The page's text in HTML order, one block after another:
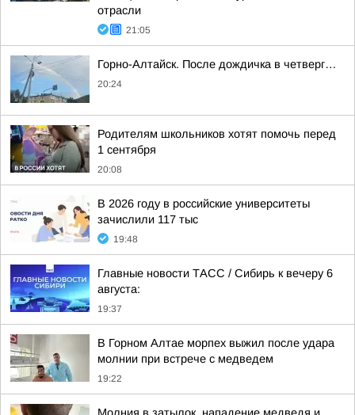
отрасли
21:05
Горно-Алтайск. После дождичка в четверг…
20:24
Родителям школьников хотят помочь перед
1 сентября
20:08
В 2026 году в российские университеты
зачислили 117 тыс
19:48
Главные новости ТАСС / Сибирь к вечеру 6
августа:
19:37
В Горном Алтае морпех выжил после удара
молнии при встрече с медведем
19:22